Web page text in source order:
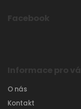
Facebook
Informace pro vás
O nás
Kontakt